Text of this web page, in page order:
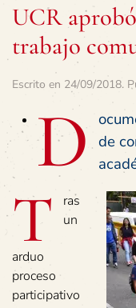
UCR
trabajo
Escrito en 24/09/2018.
D de
T
ras
un
arduo
proceso
participativo